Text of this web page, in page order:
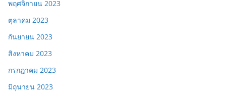
พฤศจิกายน 2023
ตุลาคม 2023
กันยายน 2023
สิงหาคม 2023
กรกฎาคม 2023
มิถุนายน 2023